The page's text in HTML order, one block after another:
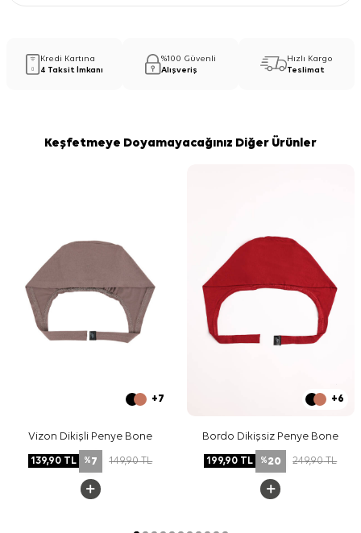
Kredi Kartına
4 Taksit İmkanı
%100 Güvenli
Alışveriş
Hızlı Kargo
Teslimat
Keşfetmeye Doyamayacağınız Diğer Ürünler
+7
Vizon Dikişli Penye Bone
139,90 TL %7 149,90TL
+6
Bordo Dikişsiz Penye Bone
199,90 TL %20 249,90TL